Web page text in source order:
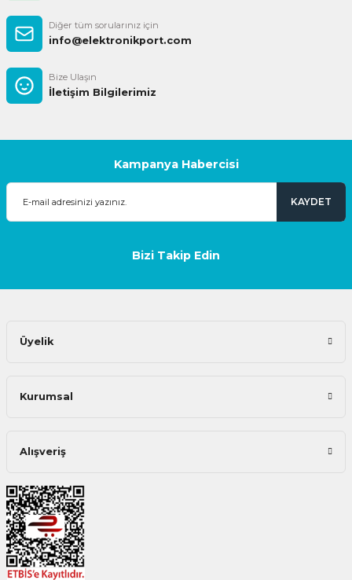
Diğer tüm sorularınız için
info@elektronikport.com
Bize Ulaşın
İletişim Bilgilerimiz
Kampanya Habercisi
KAYDET
Bizi Takip Edin
Üyelik
Kurumsal
Alışveriş